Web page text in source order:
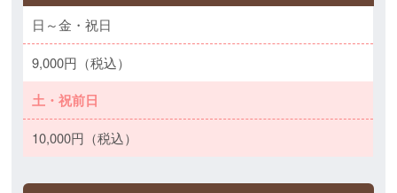
日～金・祝日
9,000円（税込）
土・祝前日
10,000円（税込）